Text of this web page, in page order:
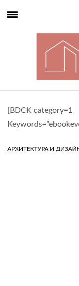
[BDCK category=1
АРХИТЕКТУРА И